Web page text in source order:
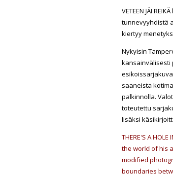
VETEEN JÄI
tunnevyyhdistä
kiertyy
Nykyisin
kansainvälisesti
saaneista
palkinnolla.
toteutettu
lisäksi
THERE'S A
the world of his
modified
boundaries